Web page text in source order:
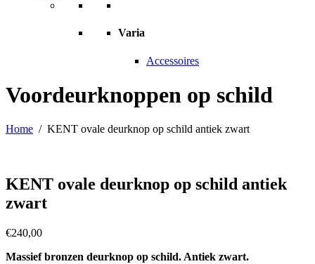
Varia
Accessoires
Voordeurknoppen op schild
Home / KENT ovale deurknop op schild antiek zwart
KENT ovale deurknop op schild antiek
zwart
€240,00
Massief bronzen deurknop op schild. Antiek zwart.